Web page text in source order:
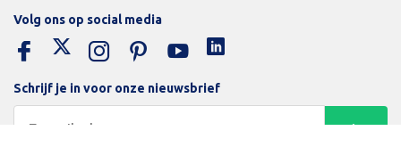
Schrijf je in voor onze nieuwsbrief
Volg ons op social media